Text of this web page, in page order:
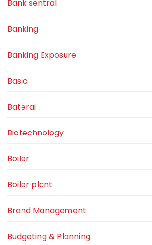
Bank sentral
Banking
Banking Exposure
Basic
Baterai
Biotechnology
Boiler
Boiler plant
Brand Management
Budgeting & Planning